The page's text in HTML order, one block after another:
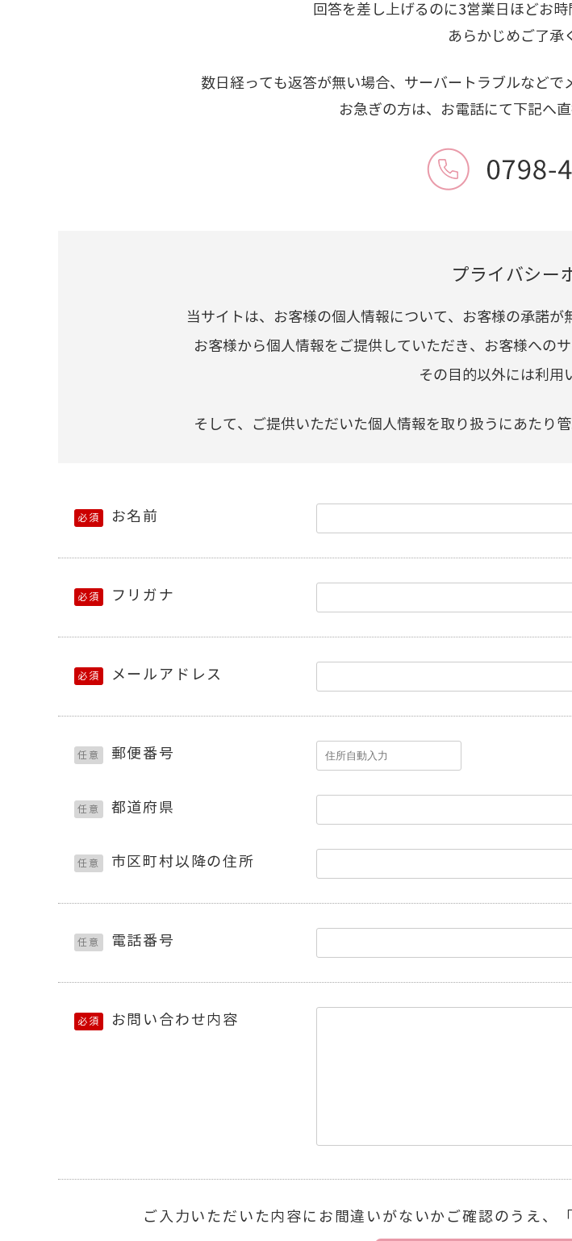
回答を差し上げるのに3営業日ほどお時
あらかじめご了承
数日経っても返答が無い場合、サーバートラブルなどで
お急ぎの方は、お電話にて下記へ
プライバシー
当サイトは、お客様の個人情報について、お客様の承諾が
お客様から個人情報をご提供していただき、お客様への
その目的以外には利用
そして、ご提供いただいた個人情報を取り扱うにあたり
必須 お名前
必須 フリガナ
必須 メールアドレス
任意 郵便番号
任意 都道府県
任意 市区町村以降の住所
任意 電話番号
必須 お問い合わせ内容
ご入力いただいた内容にお間違いがないかご確認のうえ、